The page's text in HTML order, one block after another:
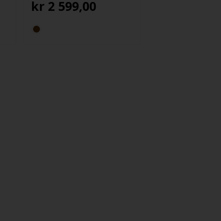
kr 2 599,00